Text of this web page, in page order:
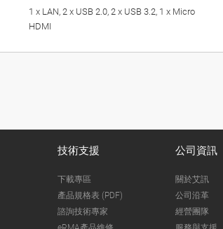
1 x LAN, 2 x USB 2.0, 2 x USB 3.2, 1 x Micro
HDMI
技術支援
下載專區
產品規格表 (PDF)
諮詢技術專家
公司資訊
關於艾訊
公司沿革
經營團隊